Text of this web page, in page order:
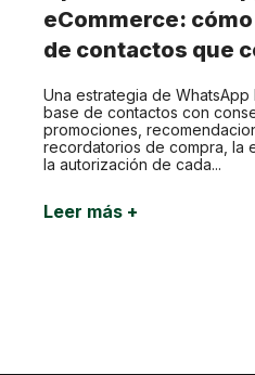
eCommerce:
de contactos que
Una estrategia de
base de contactos con
promociones,
recordatorios de compra, la
la autorización de cada...
Leer más +